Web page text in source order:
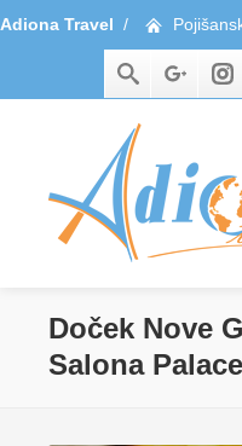
Adiona Travel /
Doček Nove
Salona Palace